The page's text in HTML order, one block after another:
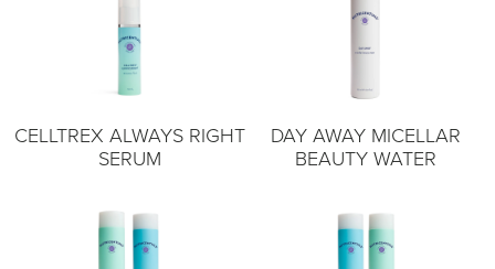
CELLTREX ALWAYS RIGHT
SERUM
DAY AWAY MICELLAR
BEAUTY WATER